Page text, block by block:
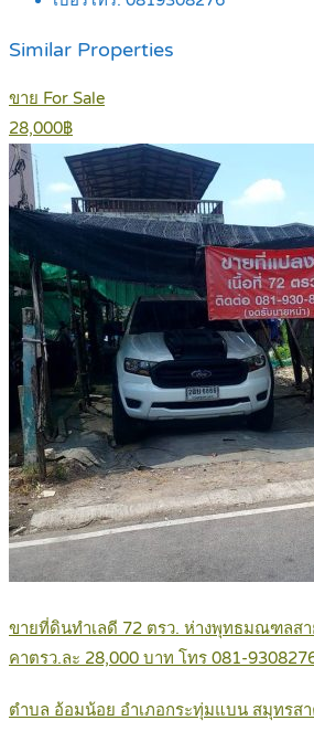
Similar Properties
ขาย For Sale
28,000฿
ขายที่ดินทำเลดี 72 ตรว. ห่างพุทธมณฑลสา
คาตรว.ละ 28,000 บาท โทร 081-
ตำบล อ้อมน้อย อำเภอกระทุ่มแบน สมุทรส